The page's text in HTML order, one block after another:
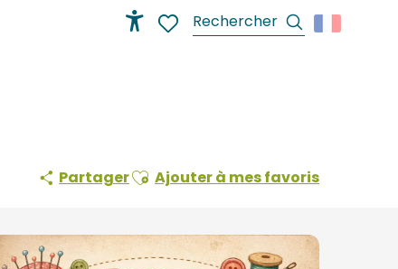
Recherche
PartagerAjouter aux favoris
Ajouter à mes favoris